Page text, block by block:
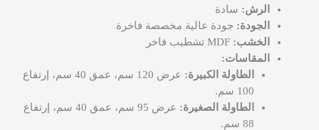
الرش: سادة
الجودة: جودة عالية مخصصة فاخرة
الخشب:
المقاسات:
الطاولة الكبيرة:
عرض 120 سم، عمق 40 سم، إرتفاع
100 سم.
الطاولة الصغيرة:
عرض 95 سم، عمق 40 سم، إرتفاع
88 سم.